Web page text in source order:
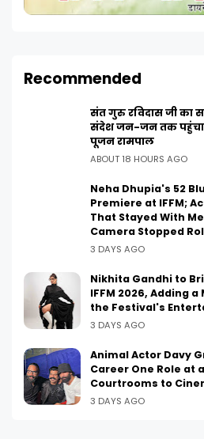
Recommended
संत गुरु रविदास जी का
संदेश जन-जन तक
पूजन रामपाल
ABOUT 18 HOURS AGO
Neha Dhupia's 52
Premiere at IFFM;
That Stayed With
Camera Stopped
3 DAYS AGO
Nikhita Gandhi to
IFFM 2026, Adding
the Festival's
3 DAYS AGO
Animal Actor Davy
Career One Role at
Courtrooms to
3 DAYS AGO